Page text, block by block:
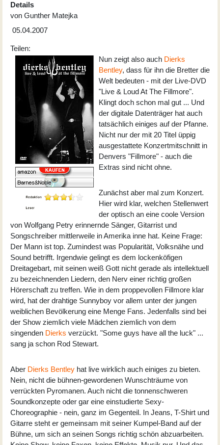
Details
von Gunther Matejka
05.04.2007
Teilen:
Nun zeigt also auch Dierks
Bentley, dass für ihn die Bretter die
Welt bedeuten - mit der Live-DVD
"Live & Loud At The Fillmore".
Klingt doch schon mal gut ... Und
der digitale Datenträger hat auch
tatsächlich einiges auf der Pfanne.
Nicht nur der mit 20 Titel üppig
ausgestattete Konzertmitschnitt in
Denvers "Fillmore" - auch die
Extras sind nicht ohne.
Zunächst aber mal zum Konzert.
Hier wird klar, welchen Stellenwert
der optisch an eine coole Version
von Wolfgang Petry erinnernde Sänger, Gitarrist und
Songschreiber mittlerweile in Amerika inne hat. Keine Frage:
Der Mann ist top. Zumindest was Popularität, Volksnähe und
Sound betrifft. Irgendwie gelingt es dem lockenköfigen
Dreitagebart, mit seinen weiß Gott nicht gerade als intellektuell
zu bezeichnenden Liedern, den Nerv einer richtig großen
Hörerschaft zu treffen. Wie in dem proppevollen Fillmore klar
wird, hat der drahtige Sunnyboy vor allem unter der jungen
weiblichen Bevölkerung eine Menge Fans. Jedenfalls sind bei
der Show ziemlich viele Mädchen ziemlich von dem
singenden Dierks verzückt. "Some guys have all the luck" ...
sang ja schon Rod Stewart.
Aber Dierks Bentley hat live wirklich auch einiges zu bieten.
Nein, nicht die bühnen-gewordenen Wunschträume von
verrückten Pyromanen. Auch nicht die tonnenschweren
Soundkonzepte oder gar eine einstudierte Sexy-
Choreographie - nein, ganz im Gegenteil. In Jeans, T-Shirt und
Gitarre steht er gemeinsam mit seiner Kumpel-Band auf der
Bühne, um sich an seinen Songs richtig schön abzuarbeiten.